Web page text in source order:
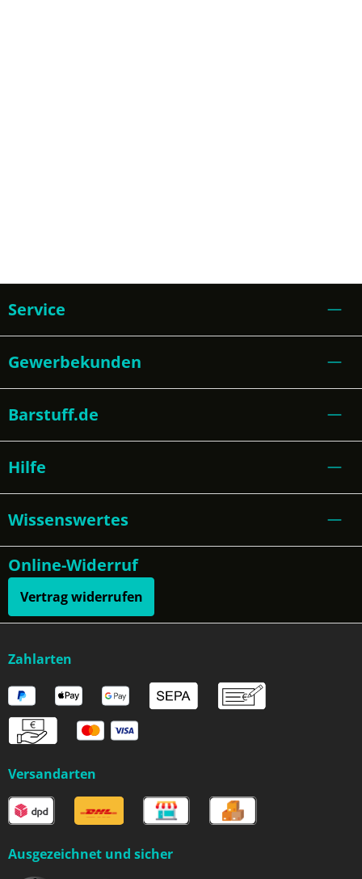
Service
Gewerbekunden
Barstuff.de
Hilfe
Wissenswertes
Online-Widerruf
Vertrag widerrufen
Zahlarten
Versandarten
Ausgezeichnet und sicher